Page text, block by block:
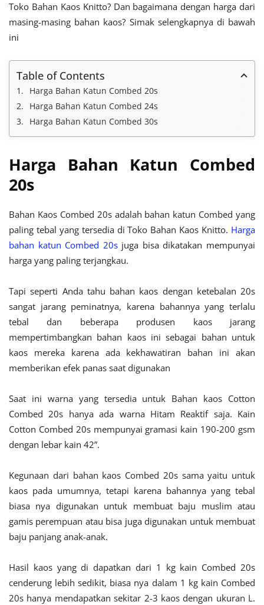
Toko Bahan Kaos Knitto? Dan bagaimana dengan harga dari
masing-masing bahan kaos? Simak selengkapnya di bawah
ini
Table of Contents
Harga Bahan Katun Combed 20s
Harga Bahan Katun Combed 24s
Harga Bahan Katun Combed 30s
Harga Bahan Katun Combed
20s
Bahan Kaos Combed 20s adalah bahan katun Combed yang
paling tebal yang tersedia di Toko Bahan Kaos Knitto. Harga
bahan katun Combed 20sjuga bisa dikatakan mempunyai
harga yang paling terjangkau.
Tapi seperti Anda tahu bahan kaos dengan ketebalan 20s
sangat jarang peminatnya, karena bahannya yang terlalu
tebal dan beberapa produsen kaos jarang
mempertimbangkan bahan kaos ini sebagai bahan untuk
kaos mereka karena ada kekhawatiran bahan ini akan
memberikan efek panas saat digunakan
Saat ini warna yang tersedia untuk Bahan kaos Cotton
Combed 20s hanya ada warna Hitam Reaktif saja. Kain
Cotton Combed 20s mempunyai gramasi kain 190-200 gsm
dengan lebar kain 42”.
Kegunaan dari bahan kaos Combed 20s sama yaitu untuk
kaos pada umumnya, tetapi karena bahannya yang tebal
biasa nya digunakan untuk membuat baju muslim atau
gamis perempuan atau bisa juga digunakan untuk membuat
baju panjang anak-anak.
Hasil kaos yang di dapatkan dari 1 kg kain Combed 20s
cenderung lebih sedikit, biasa nya dalam 1 kg kain Combed
20s hanya mendapatkan sekitar 2-3 kaos dengan ukuran L.